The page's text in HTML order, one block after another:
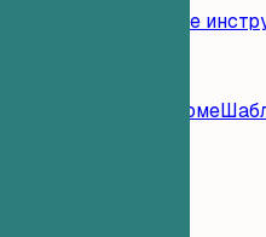
Все
Примеры резюме